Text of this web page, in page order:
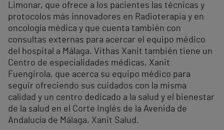
Limonar, que ofrece a los pacientes las técnicas y
protocolos más innovadores en Radioterapia y en
oncología médica y que cuenta también con
consultas externas para acercar el equipo médico
del hospital a Málaga. Vithas Xanit también tiene un
Centro de especialidades médicas, Xanit
Fuengirola, que acerca su equipo médico para
seguir ofreciendo sus cuidados con la misma
calidad y un centro dedicado a la salud y el bienestar
de la salud en el Corte Inglés de la Avenida de
Andalucía de Málaga, Xanit Salud.